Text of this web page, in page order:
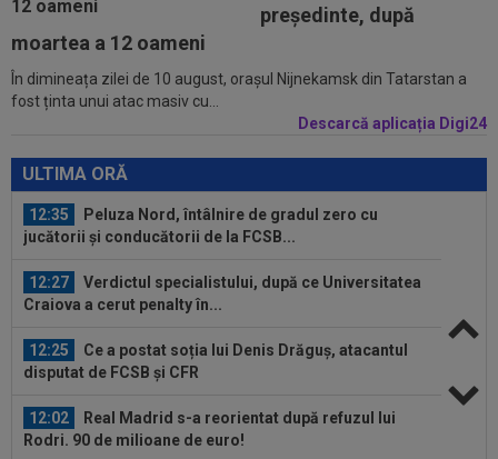
președinte, după
moartea a 12 oameni
În dimineața zilei de 10 august, orașul Nijnekamsk din Tatarstan a
fost ținta unui atac masiv cu...
Descarcă aplicația Digi24
ULTIMA ORĂ
11:50
La 11 ani de când a înjurat-o și a dat-o afară pe
Eva Carneiro, Jose Mourinho...
12:54
A plecat de la Rapid, a dat în judecată clubul și
îi cere o avere: 15 salarii!
12:35
Peluza Nord, întâlnire de gradul zero cu
jucătorii și conducătorii de la FCSB...
12:27
Verdictul specialistului, după ce Universitatea
Craiova a cerut penalty în...
12:25
Ce a postat soția lui Denis Drăguș, atacantul
disputat de FCSB și CFR
12:02
Real Madrid s-a reorientat după refuzul lui
Rodri. 90 de milioane de euro!